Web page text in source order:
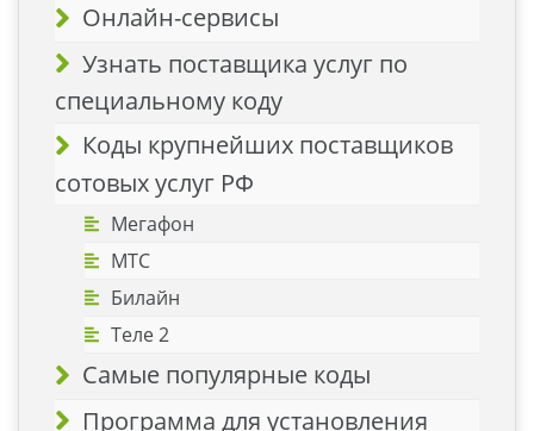
Онлайн-сервисы
Узнать поставщика услуг по
специальному коду
Коды крупнейших поставщиков
сотовых услуг РФ
Мегафон
МТС
Билайн
Теле 2
Самые популярные коды
Программа для установления